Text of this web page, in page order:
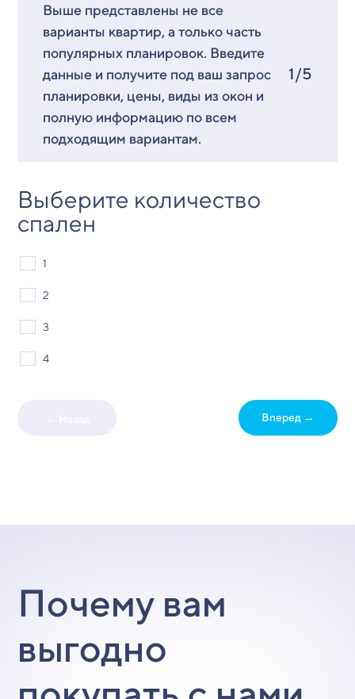
Выше представлены не все
варианты квартир, а только часть
популярных планировок. Введите
данные и получите под ваш запрос
планировки, цены, виды из окон и
полную информацию по всем
подходящим вариантам.
1/5
Выберите количество
спален
1
2
3
4
Вперед →
Почему вам
выгодно